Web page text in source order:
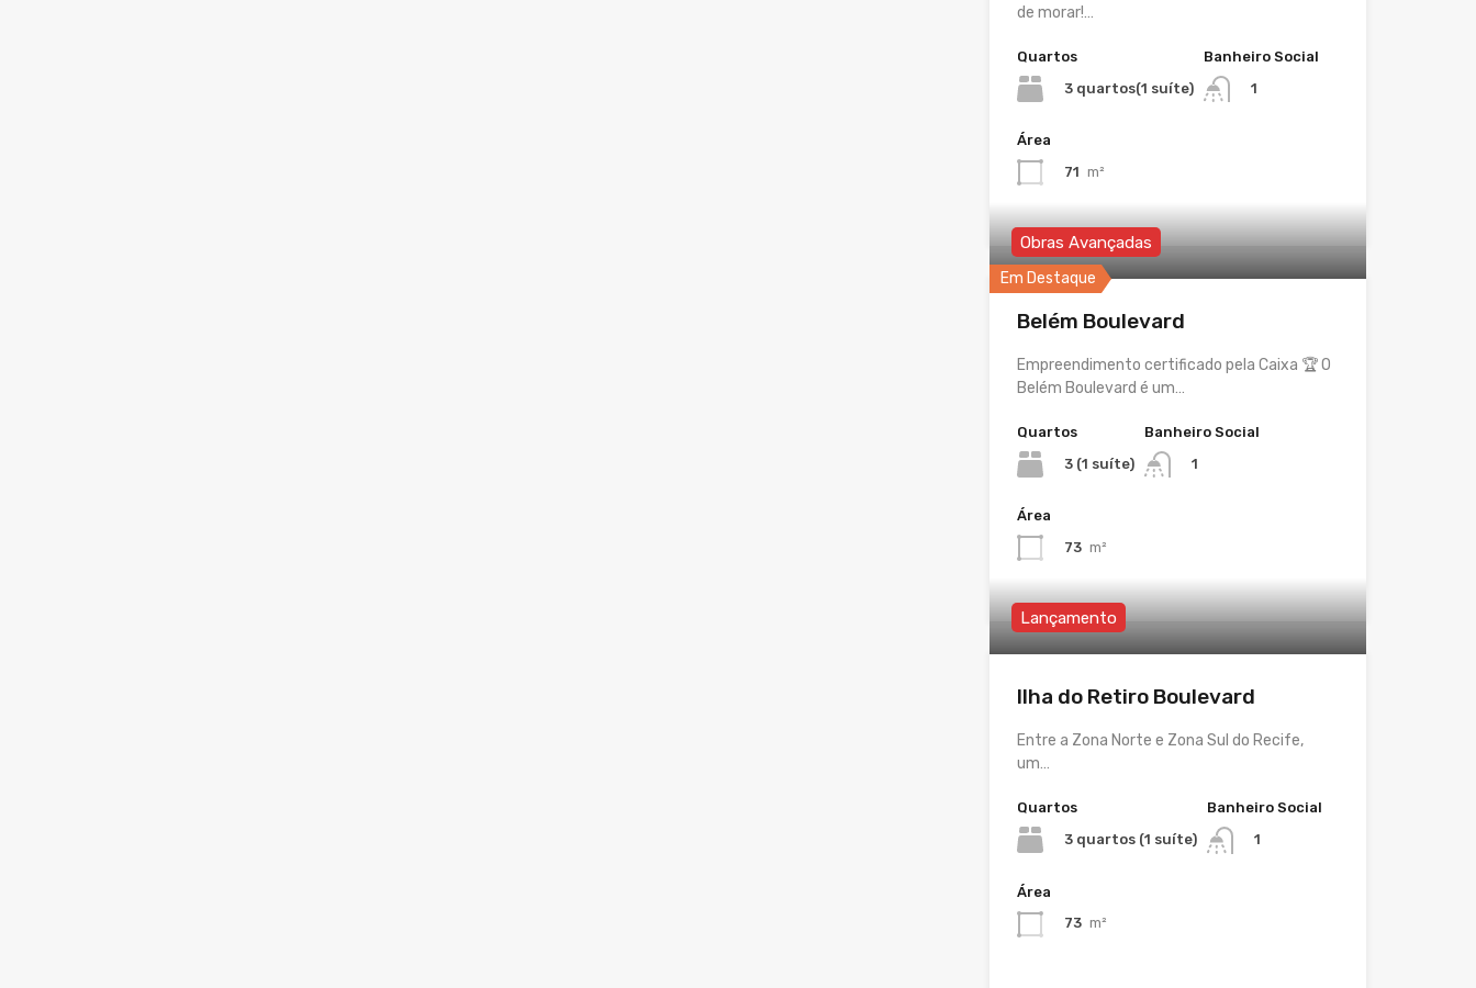
de morar!…
Quartos
3 quartos(1 suíte)
Banheiro Social
1
Área
71 m²
Em Destaque
Obras Avançadas
Belém Boulevard
Empreendimento certificado pela Caixa 🏆 O
Belém Boulevard é um…
Quartos
3 (1 suíte)
Banheiro Social
1
Área
73 m²
Lançamento
Ilha do Retiro Boulevard
Entre a Zona Norte e Zona Sul do Recife,
um…
Quartos
3 quartos (1 suíte)
Banheiro Social
1
Área
73 m²